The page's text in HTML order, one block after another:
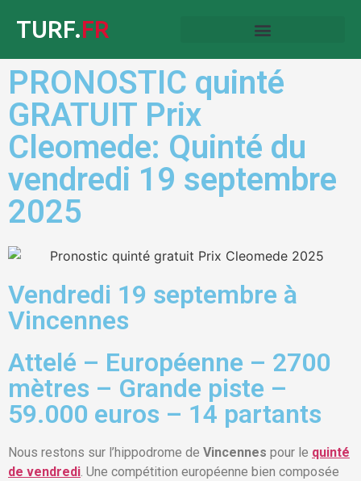
TURF.FR
PRONOSTIC quinté
GRATUIT Prix
Cleomede: Quinté du
vendredi 19 septembre
2025
Vendredi 19 septembre à
Vincennes
Attelé – Européenne – 2700
mètres – Grande piste –
59.000 euros – 14 partants
Nous restons sur l’hippodrome de Vincennes pour le quinté
de vendredi . Une compétition européenne bien composée